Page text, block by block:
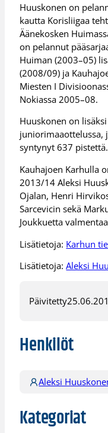
Huuskonen on
kautta Korisliigaa
Äänekosken
on pelannut
Huiman (2003–05)
(2008/09) ja
Miesten I
Nokiassa 2005–08.
Huuskonen on
juniorimaaottelussa,
syntynyt 637 pistettä.
Kauhajoen Karhulla
2013/14 Aleksi
Ojalan, Henri
Sarcevicin sekä
Joukkuetta
Lisätietoja: Karhun
Lisätietoja:Aleksi
Päivitetty
Henkilöt
Aleksi
Kategoriat